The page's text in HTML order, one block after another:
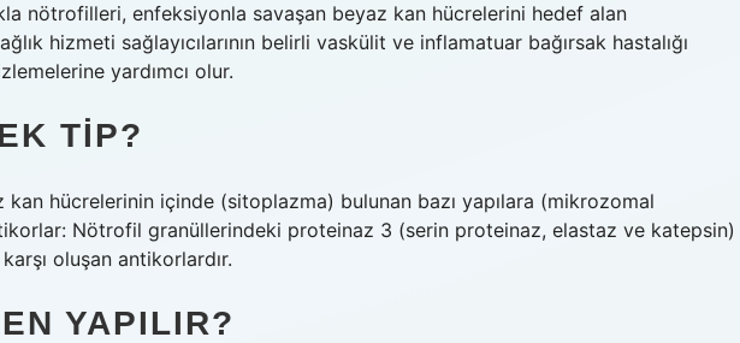
nötrofilleri, enfeksiyonla savaşan beyaz kan hücrelerini hedef alan
hizmeti sağlayıcılarının belirli vaskülit ve inflamatuar bağırsak hastalığı
yardımcı olur.
TIP?
kan hücrelerinin içinde (sitoplazma) bulunan bazı yapılara (mikrozomal
Nötrofil granüllerindeki proteinaz 3 (serin proteinaz, elastaz ve katepsin)
oluşan antikorlardır.
YAPILIR?